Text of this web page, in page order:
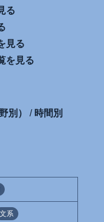
る
見る
を見る
別） / 時間別
文系